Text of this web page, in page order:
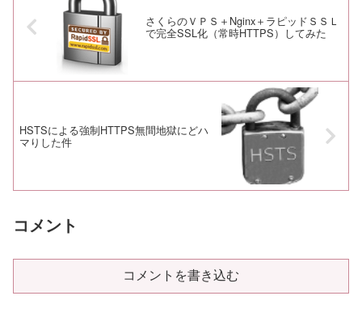
さくらのＶＰＳ＋Nginx＋ラピッドＳＳＬ
で完全SSL化（常時HTTPS）してみた
HSTSによる強制HTTPS無間地獄にどハ
マりした件
コメント
コメントを書き込む